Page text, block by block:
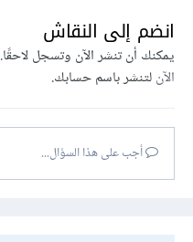
انضم إلى النقاش
يمكنك أن تنشر الآن وتسجل
الآنلتنشر باسم حسابك.
أجب على هذا السؤال...